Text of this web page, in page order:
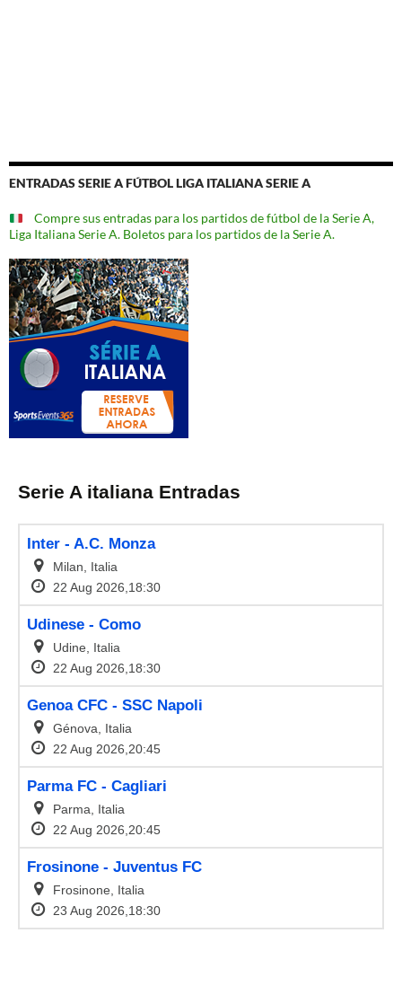
ENTRADAS SERIE A FÚTBOL LIGA ITALIANA SERIE A
Compre sus entradas para los partidos de fútbol de la Serie A,
Liga Italiana Serie A. Boletos para los partidos de la Serie A.